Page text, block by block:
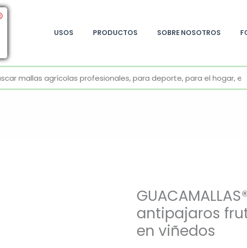
USOS PRODUCTOS SOBRE NOSOTROS
antipajaros
en viñedos
X